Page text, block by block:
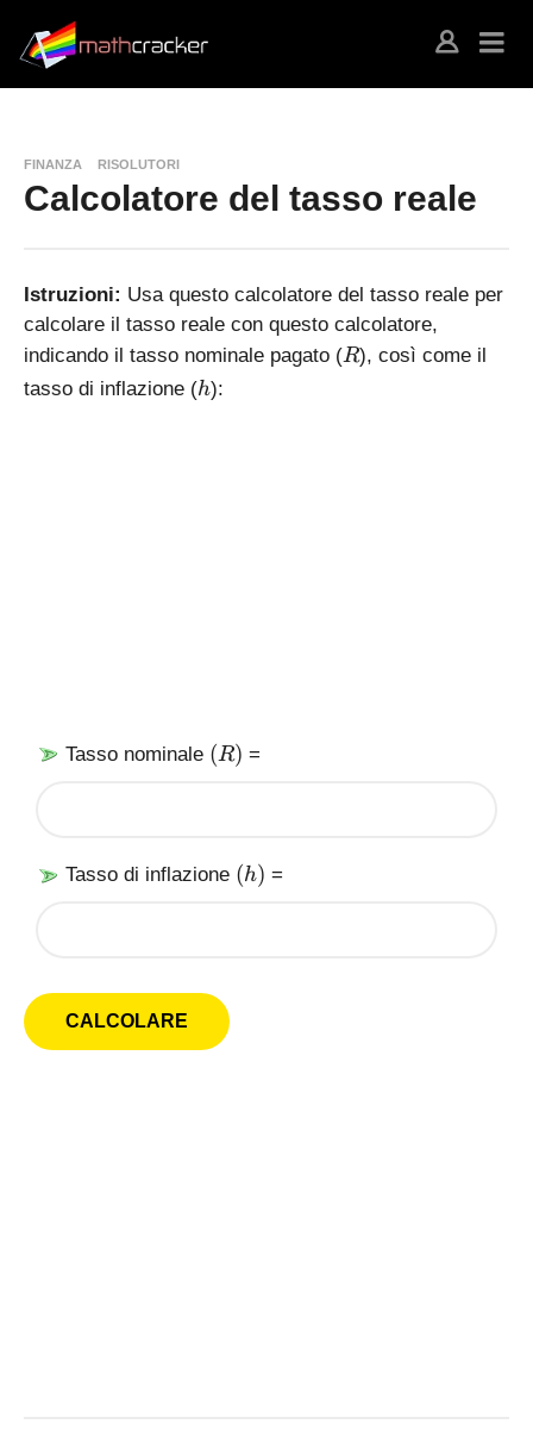
FINANZA RISOLUTORI
Calcolatore del tasso reale
Istruzioni: Usa questo calcolatore del tasso reale per
calcolare il tasso reale con questo calcolatore,
indicando il tasso nominale pagato (R
R), così come il
tasso di inflazione (h
h):
Tasso nominale (
(R) =
Tasso di inflazione (
(h) =